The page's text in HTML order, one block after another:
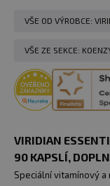
VŠE OD VÝROBCE:
VŠE ZE SEKCE:
VIRIDIAN
90 KAPSLÍ,
Speciální vitamínový